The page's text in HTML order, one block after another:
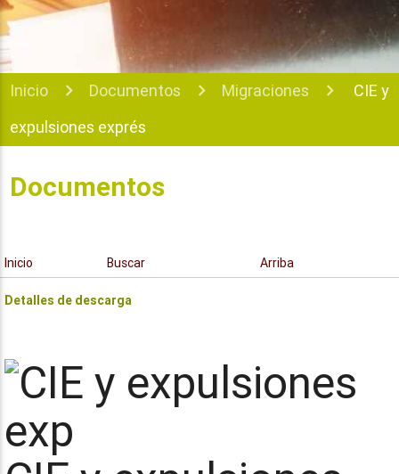
Inicio Documentos Migraciones
CIE y
expulsiones exprés
Documentos
Inicio Buscar Arriba
Detalles de descarga